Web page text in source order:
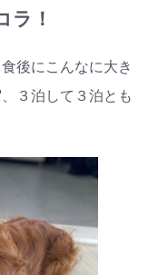
ラ！
後にこんなに大き
３泊して３泊とも